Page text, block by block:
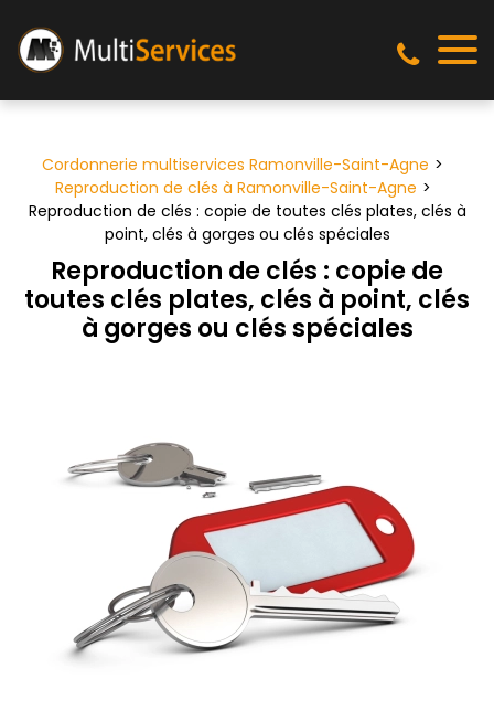
Cordonnerie multiservices Ramonville-Saint-Agne
Reproduction de clés à Ramonville-Saint-Agne
Reproduction de clés : copie de toutes clés plates, clés à
point, clés à gorges ou clés spéciales
Reproduction de clés : copie de
toutes clés plates, clés à point, clés
à gorges ou clés spéciales